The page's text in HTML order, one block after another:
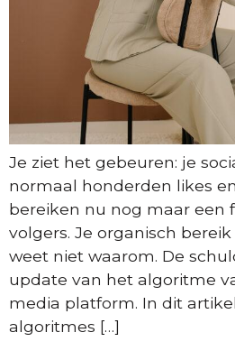
Je ziet het gebeuren: je
normaal honderden likes
bereiken nu nog maar een
volgers. Je organisch
weet niet waarom. De
update van het algoritme
media platform. In dit
algoritmes […]